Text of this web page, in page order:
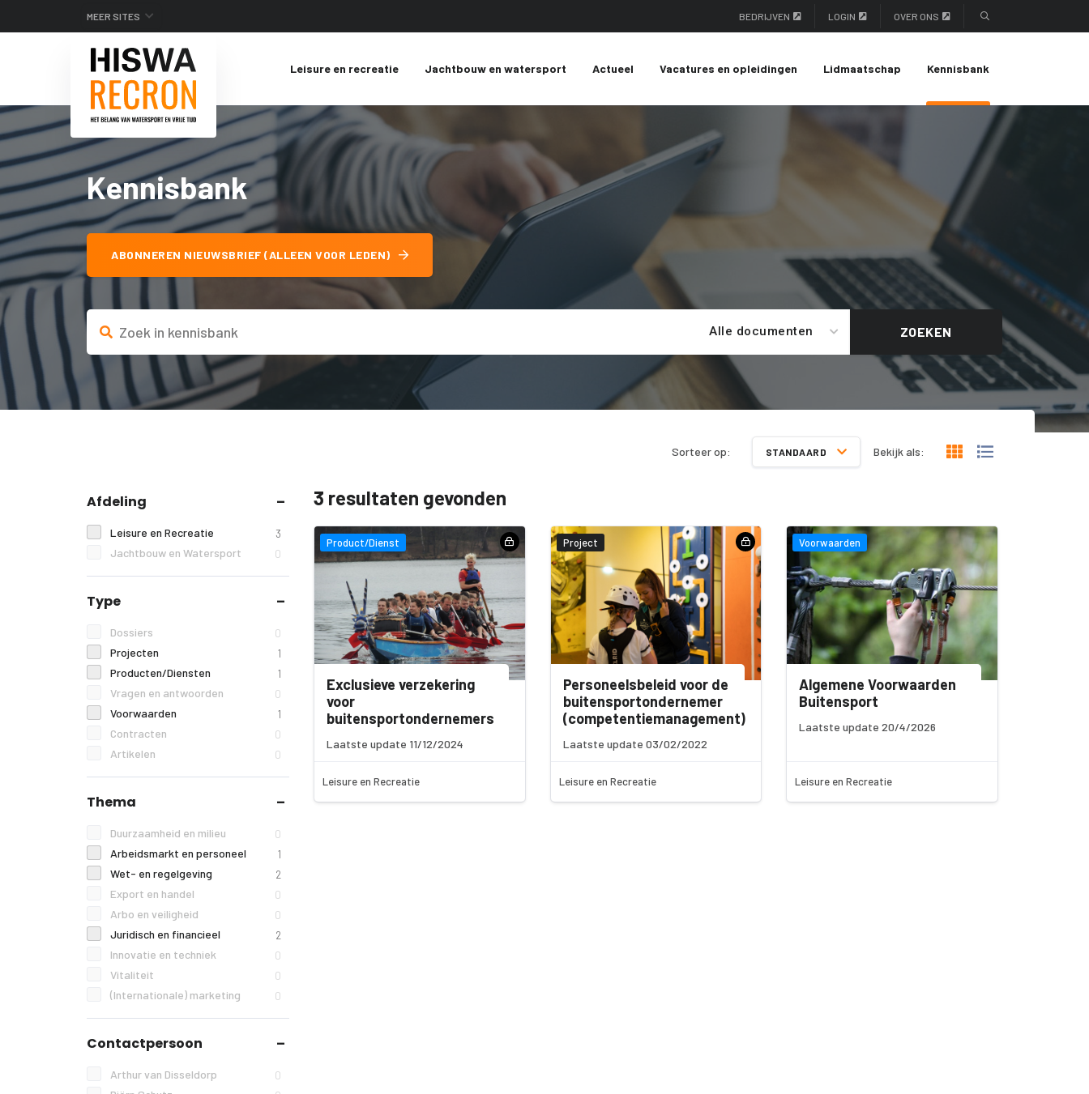
MEER SITES BEDRIJVEN LOGIN OVER ONS
Leisure en recreatie Jachtbouw en watersport Actueel Vacatures en opleidingen Lidmaatschap Kennisbank
Kennisbank
ABONNEREN NIEUWSBRIEF (ALLEEN VOOR LEDEN)
Alle documenten ZOEKEN
Sorteer op: STANDAARD Bekijk als:
Afdeling
Leisure en Recreatie 3
Jachtbouw en Watersport 0
Type
Dossiers 0
Projecten 1
Producten/Diensten 1
Vragen en antwoorden 0
Voorwaarden 1
Contracten 0
Artikelen 0
Thema
Duurzaamheid en milieu 0
Arbeidsmarkt en personeel 1
Wet- en regelgeving 2
Export en handel 0
Arbo en veiligheid 0
Juridisch en financieel 2
Innovatie en techniek 0
Vitaliteit 0
(Internationale) marketing 0
Contactpersoon
Arthur van Disseldorp 0
3 resultaten gevonden
Product/Dienst
Exclusieve verzekering
voor
buitensportondernemers
Laatste update 11/12/2024
Leisure en Recreatie
Project
Personeelsbeleid voor de
buitensportondernemer
(competentiemanagement)
Laatste update 03/02/2022
Leisure en Recreatie
Voorwaarden
Algemene Voorwaarden
Buitensport
Laatste update 20/4/2026
Leisure en Recreatie